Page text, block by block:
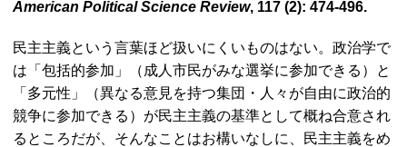
American Political Science Review, 117 (2): 474-496.
民主主義という言葉ほど扱いにくいものはない。政治学で
は「包括的参加」（成人市民がみな選挙に参加できる）と
「多元性」（異なる意見を持つ集団・人々が自由に政治的
競争に参加できる）が民主主義の基準として概ね合意され
るところだが、そんなことはお構いなしに、民主主義をめ